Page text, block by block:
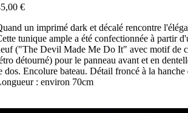
€
un imprimé dark et décalé rencontre
tunique ample a été confectionnée à partir
("The Devil Made Me Do It" avec motif de
détourné) pour le panneau avant et en
dos. Encolure bateau. Détail froncé à la hanche
: environ 70cm